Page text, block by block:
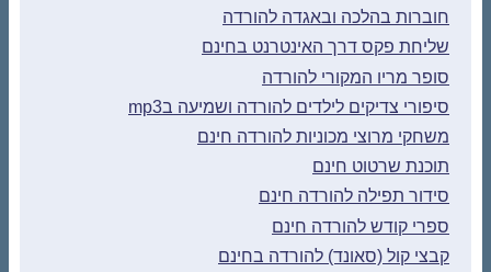
חוברות בהלכה ובאגדה להורדה
שליחת פקס דרך האינטרנט בחינם
סופר מריו המקורי להורדה
סיפורי צדיקים לילדים להורדה ושמיעה בmp3
משחקי מרוצי מכוניות להורדה חינם
תוכנת שרטוט חינם
סידור תפילה להורדה חינם
ספרי קודש להורדה חינם
קבצי קול (סאונד) להורדה בחינם